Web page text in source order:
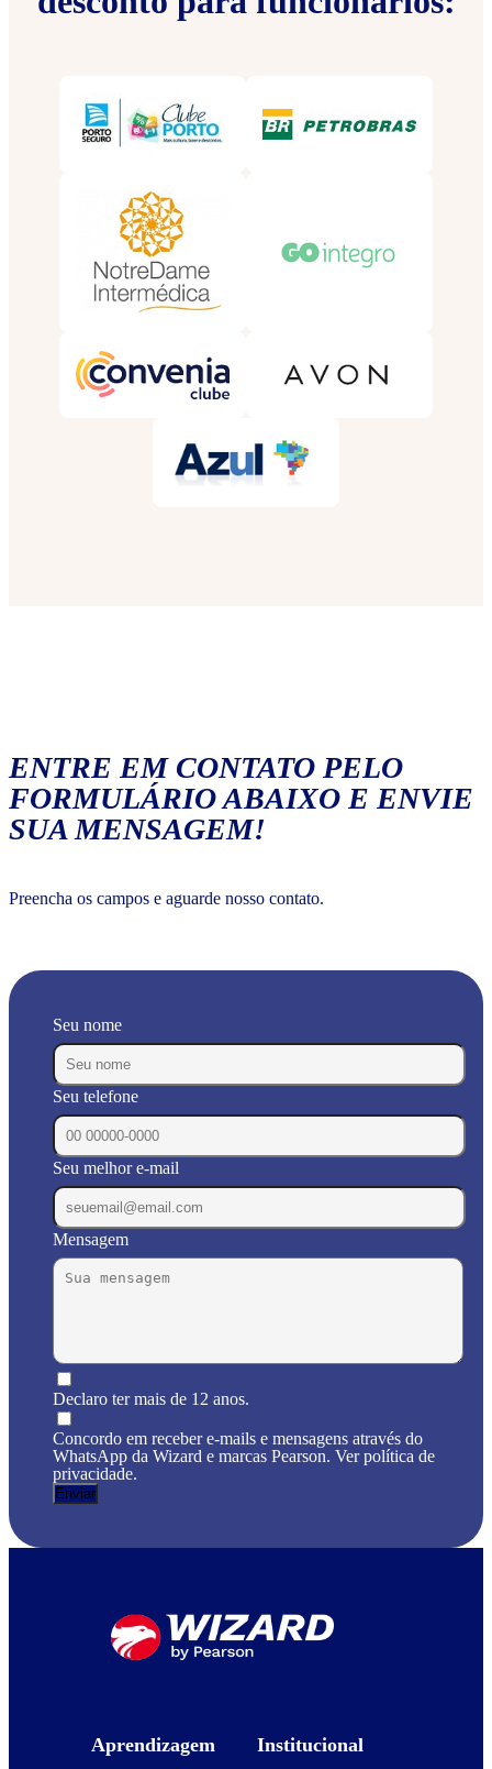
ENTRE EM CONTATO PELO
FORMULÁRIO ABAIXO E ENVIE
SUA MENSAGEM!
Preencha os campos e aguarde nosso contato.
Seu nome
Seu telefone
Seu melhor e-mail
Mensagem
Declaro ter mais de 12 anos.
Concordo em receber e-mails e mensagens através do
WhatsApp da Wizard e marcas Pearson. Ver política de
privacidade.
Aprendizagem Institucional